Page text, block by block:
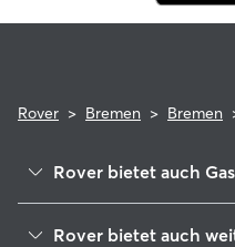
Rover > Bremen > Bremen
Rover bietet auch
Rover bietet auch